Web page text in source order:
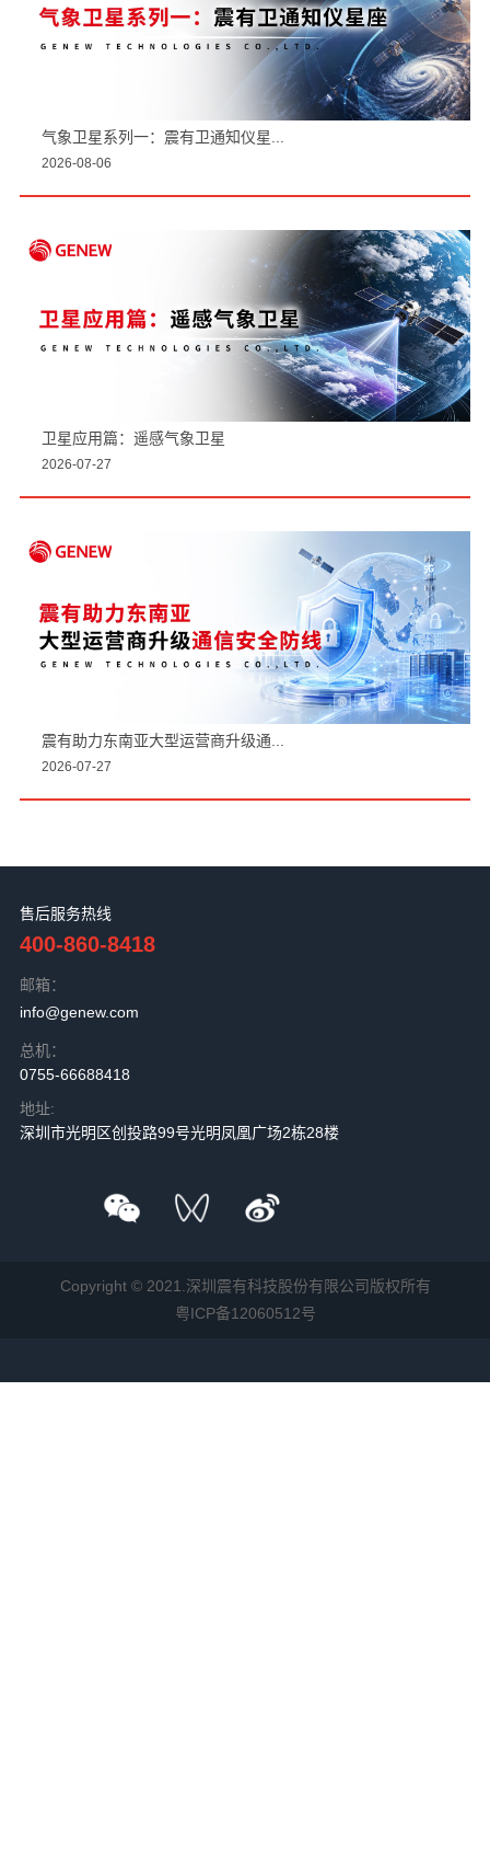
气象卫星系列一：震有卫通知仪星...
2026-08-06
卫星应用篇：遥感气象卫星
2026-07-27
震有助力东南亚大型运营商升级通...
2026-07-27
售后服务热线
400-860-8418
邮箱：
info@genew.com
总机：
0755-66688418
地址:
深圳市光明区创投路99号光明凤凰广场2栋28楼
Copyright © 2021.深圳震有科技股份有限公司版权所有
粤ICP备12060512号